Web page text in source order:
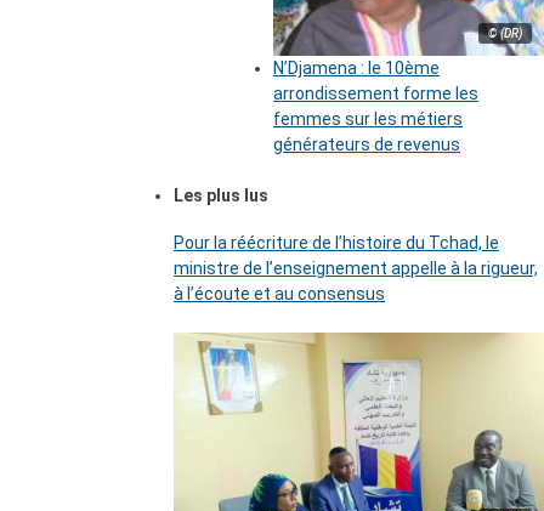
© (DR)
N’Djamena : le 10ème
arrondissement forme les
femmes sur les métiers
générateurs de revenus
Les plus lus
Pour la réécriture de l’histoire du Tchad, le
ministre de l’enseignement appelle à la rigueur,
à l’écoute et au consensus